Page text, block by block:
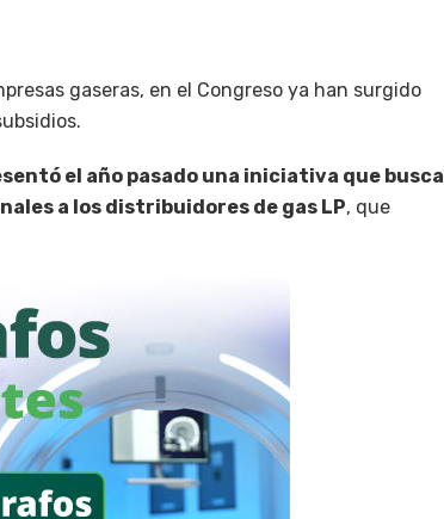
gaseras, en el Congreso ya han surgido
el año pasado una iniciativa que busca
a los distribuidores de gas LP, que